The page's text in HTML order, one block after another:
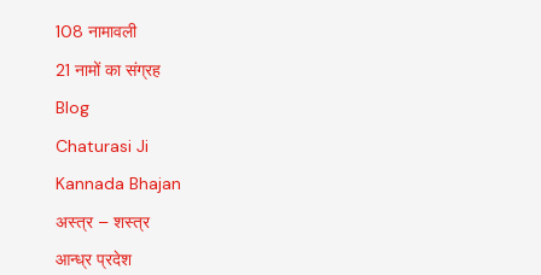
108 नामावली
21 नामों का संग्रह
Blog
Chaturasi Ji
Kannada Bhajan
अस्त्र – शस्त्र
आन्ध्र प्रदेश